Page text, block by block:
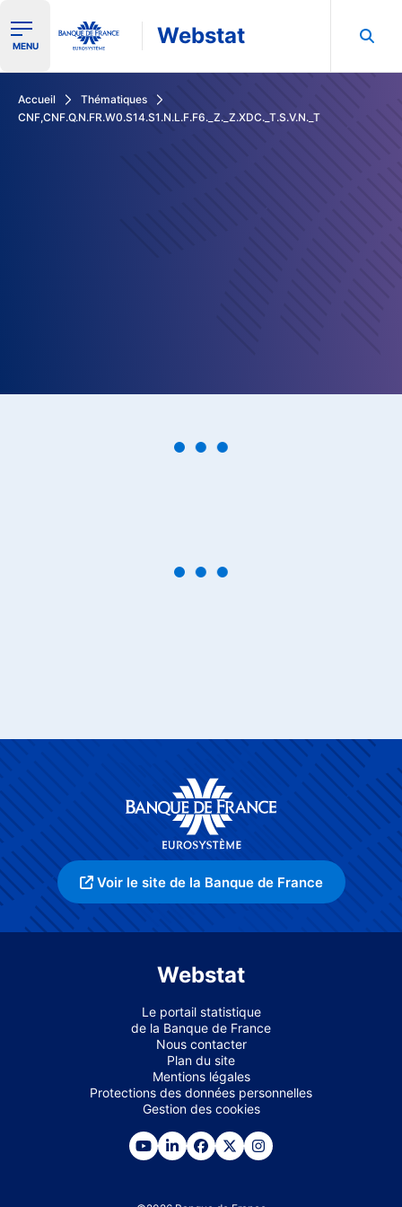
Ouvrir le menu de navigation
MENU Webstat
Accueil
Thématiques
CNF,CNF.Q.N.FR.W0.S14.S1.N.L.F.F6._Z._Z.XDC._T.S.V.N._T
Voir le site de la Banque de France
Webstat
Le portail statistique
de la Banque de France
Nous contacter
Plan du site
Mentions légales
Protections des données personnelles
Gestion des cookies